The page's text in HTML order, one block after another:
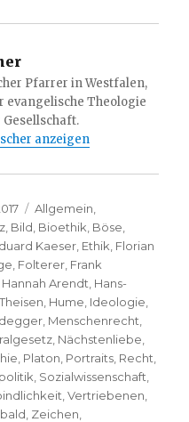
Pfarrer in Westfalen,
Theologie
anzeigen
Kategorien
Allgemein
Bild Bioethik Böse
Kaeser Ethik Florian
Folterer Frank
Hannah Arendt Hans-
Hume Ideologie
Menschenrecht
Nächstenliebe
Platon Portraits Recht
Sozialwissenschaft
,Vertriebenen
Zeichen